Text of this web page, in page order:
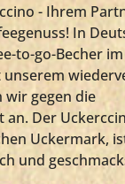
- Ihrem
In
to-go-Becher
unserem
wir gegen die
Der
Uckermark,
und